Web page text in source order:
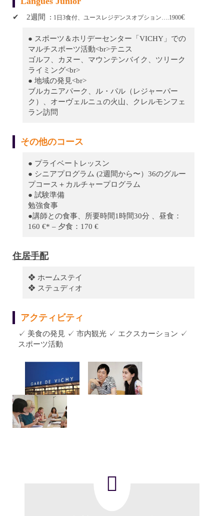
✔︎ 2週間 : 1日3食付、ユースレジデンスオプション….1900€
● スポーツ＆ホリデーセンター「VICHY」での
マルチスポーツ活動<br>テニス
ゴルフ、カヌー、マウンテンバイク、ツリーク
ライミング<br>
● 地域の発見<br>
ブルカニアパーク、ル・パル（レジャーパー
ク）、オーヴェルニュの火山、クレルモンフェ
ラン訪問
その他のコース
● プライベートレッスン
● シニアプログラム (2週間から〜）36のグルー
プコース＋カルチャープログラム
● 試験準備
勉強食事
●講師との食事、所要時間1時間30分 、昼食：
160 €* – 夕食：170 €
住居手配
❖ ホームステイ
❖ ステュディオ
アクティビティ
✓ 美食の発見 ✓ 市内観光 ✓ エクスカーション ✓
スポーツ活動